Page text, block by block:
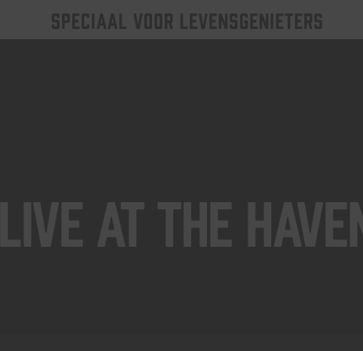
SPECIAAL VOOR LEVENSGENIETERS
Live At The